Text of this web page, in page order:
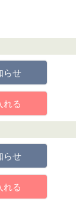
らせ
れる
らせ
れる